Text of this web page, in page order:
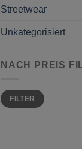
Streetwear
Unkategorisiert
NACH PREIS
Min.
Preis
Max.
PreisFILTER